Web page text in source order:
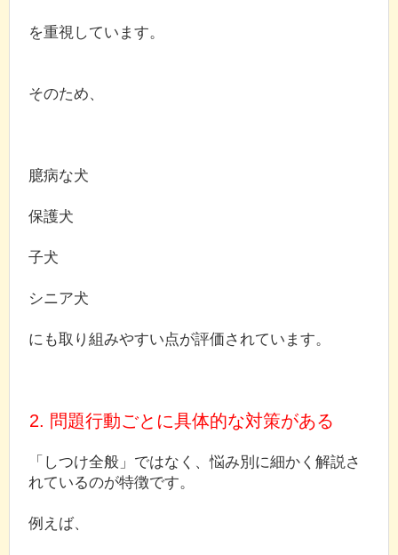
を重視しています。
そのため、
臆病な犬
保護犬
子犬
シニア犬
にも取り組みやすい点が評価されています。
2. 問題行動ごとに具体的な対策がある
「しつけ全般」ではなく、悩み別に細かく解説さ
れているのが特徴です。
例えば、